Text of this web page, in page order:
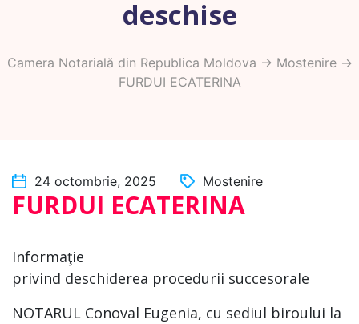
deschise
Camera Notarială din Republica Moldova -> Mostenire->
FURDUI ECATERINA
24 octombrie, 2025 Mostenire
FURDUI ECATERINA
Informaţie
privind deschiderea procedurii succesorale
NOTARUL Conoval Eugenia, cu sediul biroului la